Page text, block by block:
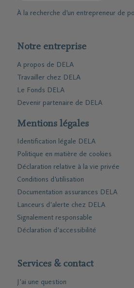
À la recherche d’un entrepreneur de
Notre entreprise
A propos de DELA
Travailler chez DELA
Le Fonds DELA
Devenir partenaire de DELA
Mentions légales
Identification légale DELA
Politique en matière de cookies
Déclaration relative à la vie privée
Conditions d'utilisation
Documentation assurances DELA
Lanceurs d'alerte chez DELA
Signalement responsable
Déclaration d’accessibilité
Services & contact
J'ai une question